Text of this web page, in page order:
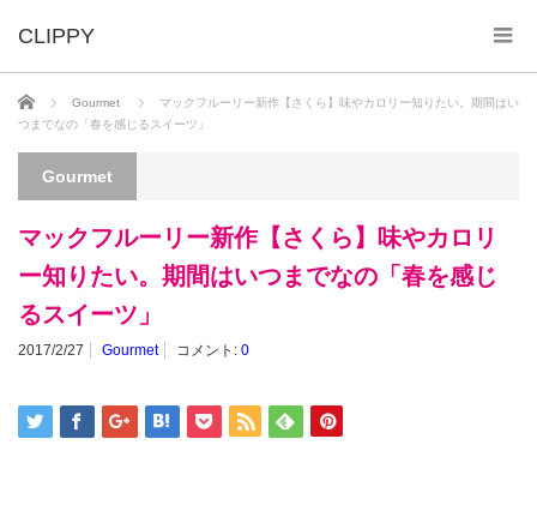
ホーム Gourmet
マックフルーリー新作【さくら】味やカロリー知りたい。期間はい
つまでなの「春を感じるスイーツ」
Gourmet
マックフルーリー新作【さくら】味やカロリ
ー知りたい。期間はいつまでなの「春を感じ
るスイーツ」
2017/2/27 Gourmet コメント: 0